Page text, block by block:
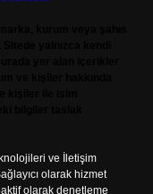
ve İletişim
olarak hizmet
olarak denetleme